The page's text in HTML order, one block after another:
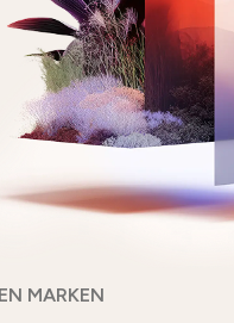
MARKEN